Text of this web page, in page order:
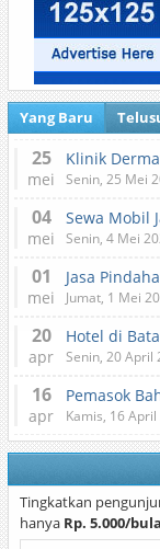
Yang Baru
25
mei Senin, 25 Mei
04
mei Senin, 4 Mei
01
mei
Jasa
Jumat, 1 Mei
20
apr
Hotel di
Senin, 20 April
16
apr
Pemasok
Kamis, 16
Tingkatkan
hanya Rp. 5.000/